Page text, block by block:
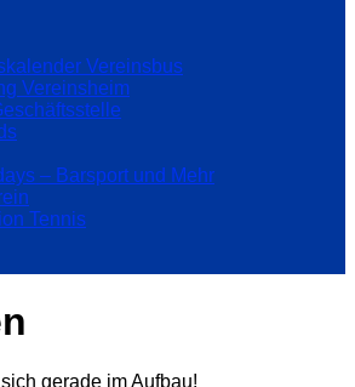
Vereinsbus
Vereinsheim
– Barsport und Mehr
Tennis
gerade im Aufbau!